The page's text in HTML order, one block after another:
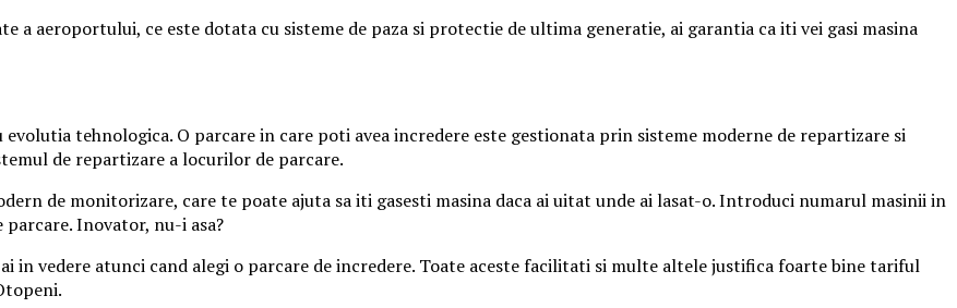
a aeroportului, ce este dotata cu sisteme de paza si protectie de ultima generatie, ai garantia ca iti vei gasi masina
tehnologica. O parcare in care poti avea incredere este gestionata prin sisteme moderne de repartizare si
de repartizare a locurilor de parcare.
de monitorizare, care te poate ajuta sa iti gasesti masina daca ai uitat unde ai lasat-o. Introduci numarul masinii in
Inovator, nu-i asa?
in vedere atunci cand alegi o parcare de incredere. Toate aceste facilitati si multe altele justifica foarte bine tariful